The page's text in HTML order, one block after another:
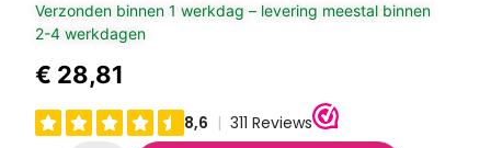
Verzonden binnen 1 werkdag – levering meestal binnen
2-4 werkdagen
€ 28,81